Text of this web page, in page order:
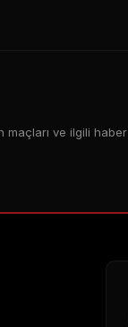
maçları ve ilgili haber